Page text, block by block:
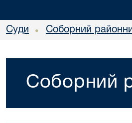
Суди • Соборний
Соборний